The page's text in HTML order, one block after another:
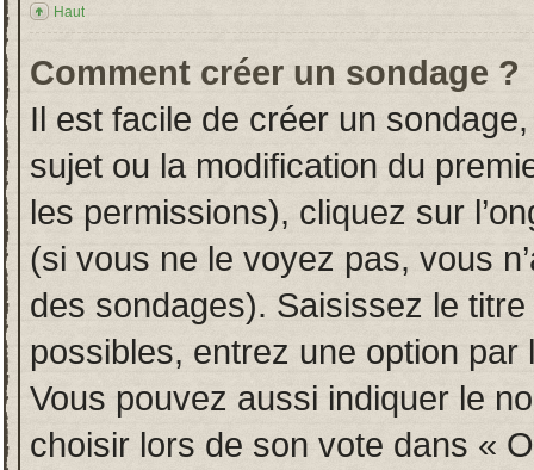
Haut
Comment créer un sondage ?
Il est facile de créer un
sujet ou la modification du
les permissions), cliquez sur
(si vous ne le voyez pas, vous
des sondages). Saisissez le
possibles, entrez une option
Vous pouvez aussi indiquer le
choisir lors de son vote dans «